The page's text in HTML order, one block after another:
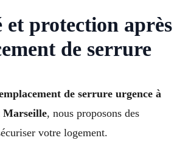
et protection après
de serrure
de serrure urgence à
Marseille, nous proposons des
votre logement.